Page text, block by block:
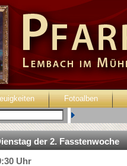
Fotoalben
der 2. Fasstenwoche
Uhr